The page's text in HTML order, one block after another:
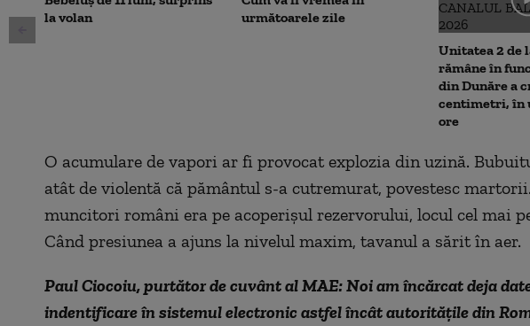
la volan
următoarele zile
Unitatea 2 de
rămâne în
din Dunăre a
centimetri, în
ore
O acumulare de vapori ar fi provocat explozia din uzină.
atât de violentă că pământul s-a cutremurat, povestesc
muncitori români era pe acoperişul rezervorului, locul cel mai
Când presiunea a ajuns la nivelul maxim, tavanul a sărit în aer.
Paul Ciocoiu, purtător de cuvânt al MAE: Noi am încărcat deja
indentificare în sistemul electronic astfel încât autorităţile din